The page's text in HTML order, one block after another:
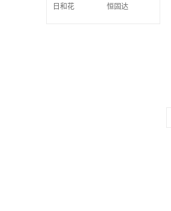
日和花 恒固达